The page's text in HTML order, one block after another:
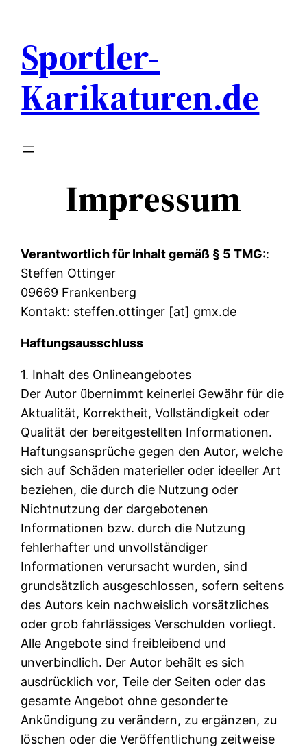
springen
Sportler-
Karikaturen.de
Impressum
Verantwortlich für Inhalt gemäß § 5 TMG::
Steffen Ottinger
09669 Frankenberg
Kontakt: steffen.ottinger [at] gmx.de
Haftungsausschluss
1. Inhalt des Onlineangebotes
Der Autor übernimmt keinerlei Gewähr für die
Aktualität, Korrektheit, Vollständigkeit oder
Qualität der bereitgestellten Informationen.
Haftungsansprüche gegen den Autor, welche
sich auf Schäden materieller oder ideeller Art
beziehen, die durch die Nutzung oder
Nichtnutzung der dargebotenen
Informationen bzw. durch die Nutzung
fehlerhafter und unvollständiger
Informationen verursacht wurden, sind
grundsätzlich ausgeschlossen, sofern seitens
des Autors kein nachweislich vorsätzliches
oder grob fahrlässiges Verschulden vorliegt.
Alle Angebote sind freibleibend und
unverbindlich. Der Autor behält es sich
ausdrücklich vor, Teile der Seiten oder das
gesamte Angebot ohne gesonderte
Ankündigung zu verändern, zu ergänzen, zu
löschen oder die Veröffentlichung zeitweise